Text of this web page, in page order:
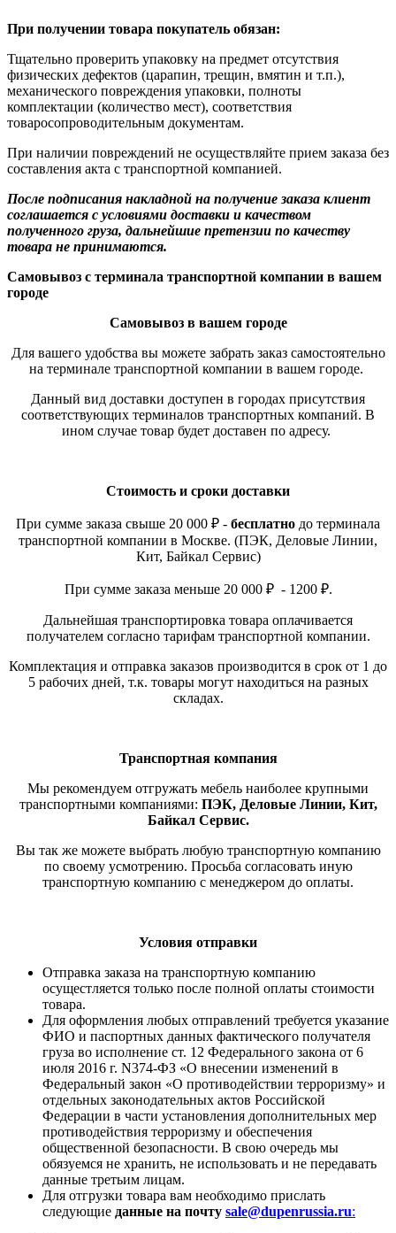
При получении товара покупатель обязан:
Тщательно проверить упаковку на предмет отсутствия
физических дефектов (царапин, трещин, вмятин и т.п.),
механического повреждения упаковки, полноты
комплектации (количество мест), соответствия
товаросопроводительным документам.
При наличии повреждений не осуществляйте прием заказа без
составления акта с транспортной компанией.
После подписания накладной на получение заказа клиент
соглашается с условиями доставки и качеством
полученного груза, дальнейшие претензии по качеству
товара не принимаются.
Самовывоз с терминала транспортной компании в вашем
городе
Самовывоз в вашем городе
Для вашего удобства вы можете забрать заказ самостоятельно
на терминале транспортной компании в вашем городе.
Данный вид доставки доступен в городах присутствия
соответствующих терминалов транспортных компаний. В
ином случае товар будет доставен по адресу.
Стоимость и сроки доставки
При сумме заказа свыше 20 000 ₽ - бесплатно до терминала
транспортной компании в Москве. (ПЭК, Деловые Линии,
Кит, Байкал Сервис)
При сумме заказа меньше 20 000 ₽ - 1200 ₽.
Дальнейшая транспортировка товара оплачивается
получателем согласно тарифам транспортной компании.
Комплектация и отправка заказов производится в срок от 1 до
5 рабочих дней, т.к. товары могут находиться на разных
складах.
Транспортная компания
Мы рекомендуем отгружать мебель наиболее крупными
транспортными компаниями: ПЭК, Деловые Линии, Кит,
Байкал Сервис.
Вы так же можете выбрать любую транспортную компанию
по своему усмотрению. Просьба согласовать иную
транспортную компанию с менеджером до оплаты.
Условия отправки
Отправка заказа на транспортную компанию
осущестляется только после полной оплаты стоимости
товара.
Для оформления любых отправлений требуется указание
ФИО и паспортных данных фактического получателя
груза во исполнение ст. 12 Федерального закона от 6
июля 2016 г. N374-ФЗ «О внесении изменений в
Федеральный закон «О противодействии терроризму» и
отдельных законодательных актов Российской
Федерации в части установления дополнительных мер
противодействия терроризму и обеспечения
общественной безопасности. В свою очередь мы
обязуемся не хранить, не использовать и не передавать
данные третьим лицам.
Для отгрузки товара вам необходимо прислать
следующие данные на почту sale@dupenrussia.ru: